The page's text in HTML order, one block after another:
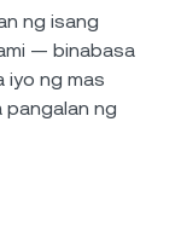
ng isang
— binabasa
iyo ng mas
pangalan ng